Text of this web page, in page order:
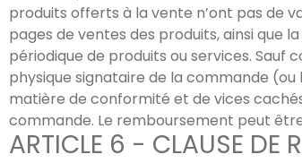
produits offerts à la vente n’ont pas de
pages de ventes des produits, ainsi que
périodique de produits ou services.
physique signataire de la commande
matière de conformité et de vices
commande. Le remboursement peut
ARTICLE 6 - CLAUSE DE